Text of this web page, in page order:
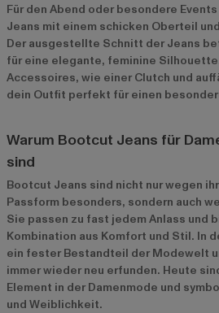
Für den Abend oder besondere
Jeans mit einem schicken Oberteil
Der ausgestellte Schnitt der Jeans
für eine elegante, feminine
Accessoires, wie einer Clutch und
dein Outfit perfekt für einen
Warum Bootcut Jeans für
sind
Bootcut Jeans sind nicht nur wegen
Passform besonders, sondern auch
Sie passen zu fast jedem Anlass und
Kombination aus Komfort und Stil. In
ein fester Bestandteil der Modewelt
immer wieder neu erfunden. Heute
Element in der Damenmode und
und Weiblichkeit.